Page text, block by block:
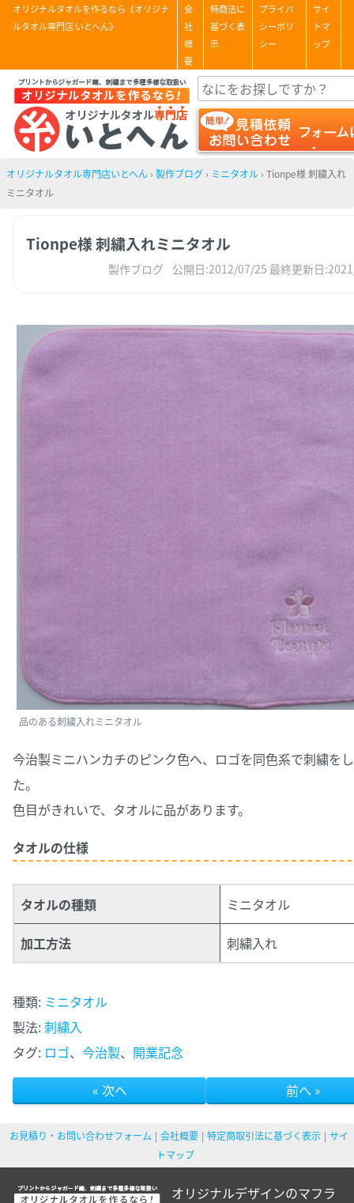
オリジナルタオルを作るなら《オリジナ
ルタオル専門店 いとへん》
会
社
概
要
特商法に
基づく表
示
プライバ
シーポリ
シー
サイ
トマ
ップ
オリジナルタオル専門店いとへん › 製作ブログ › ミニタオル › Tionpe様 刺繍入れ
ミニタオル
Tionpe様 刺繍入れミニタオル
製作ブログ 公開日:2012/07/25 最終更新日
品のある刺繍入れミニタオル
今治製ミニハンカチのピンク色へ、ロゴを同色系で刺繍を
た。
色目がきれいで、タオルに品があります。
タオルの仕様
タオルの種類 ミニタオル
加工方法 刺繍入れ
種類: ミニタオル
製法:刺繍入
タグ: ロゴ、 今治製、 開業記念
« 次へ
前へ »
お見積り・お問い合わせフォーム 会社概要 特定商取引法に基づく表示
サイ
トマップ
オリジナルデザインのマフラ